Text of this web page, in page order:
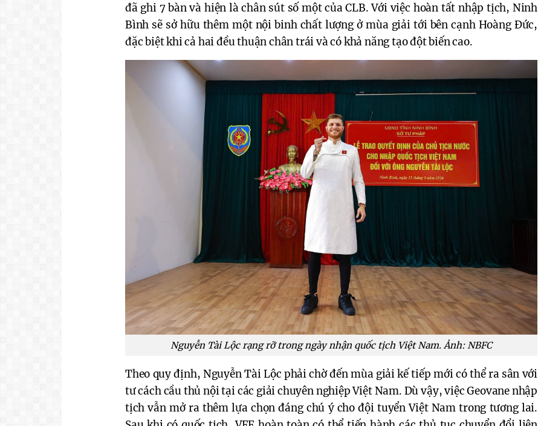
đã ghi 7 bàn và hiện là chân sút số một của CLB. Với việc hoàn tất nhập tịch, Ninh
Bình sẽ sở hữu thêm một nội binh chất lượng ở mùa giải tới bên cạnh Hoàng Đức,
đặc biệt khi cả hai đều thuận chân trái và có khả năng tạo đột biến cao.
Nguyễn Tài Lộc rạng rỡ trong ngày nhận quốc tịch Việt Nam. Ảnh: NBFC
Theo quy định, Nguyễn Tài Lộc phải chờ đến mùa giải kế tiếp mới có thể ra sân với
tư cách cầu thủ nội tại các giải chuyên nghiệp Việt Nam. Dù vậy, việc Geovane nhập
tịch vẫn mở ra thêm lựa chọn đáng chú ý cho đội tuyển Việt Nam trong tương lai.